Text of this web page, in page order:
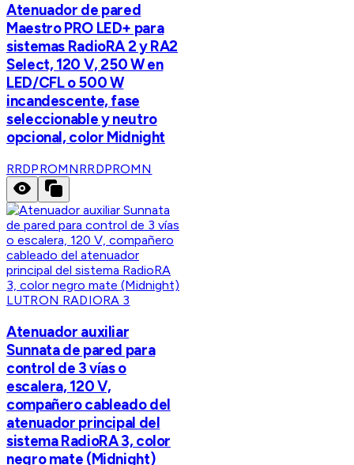
Atenuador de pared
Maestro PRO LED+ para
sistemas RadioRA 2 y RA2
Select, 120 V, 250 W en
LED/CFL o 500 W
incandescente, fase
seleccionable y neutro
opcional, color Midnight
RRDPROMNRRDPROMN
LUTRON RADIORA 3
Atenuador auxiliar
Sunnata de pared para
control de 3 vías o
escalera, 120 V,
compañero cableado del
atenuador principal del
sistema RadioRA 3, color
negro mate (Midnight)